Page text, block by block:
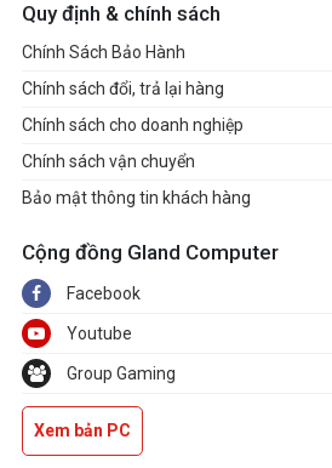
Quy định & chính sách
Chính Sách Bảo Hành
Chính sách đổi, trả lại hàng
Chính sách cho doanh nghiệp
Chính sách vận chuyển
Bảo mật thông tin khách hàng
Cộng đồng Gland Computer
Facebook
Youtube
Group Gaming
Xem bản PC